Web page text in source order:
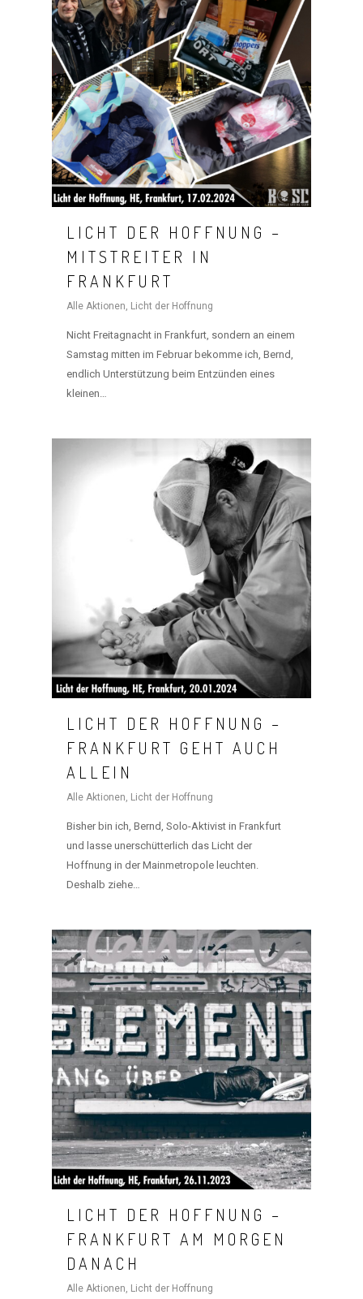
LICHT DER HOFFNUNG –
MITSTREITER IN
FRANKFURT
Alle Aktionen, Licht der Hoffnung
Nicht Freitagnacht in Frankfurt, sondern an einem
Samstag mitten im Februar bekomme ich, Bernd,
endlich Unterstützung beim Entzünden eines
kleinen…
LICHT DER HOFFNUNG –
FRANKFURT GEHT AUCH
ALLEIN
Alle Aktionen, Licht der Hoffnung
Bisher bin ich, Bernd, Solo-Aktivist in Frankfurt
und lasse unerschütterlich das Licht der
Hoffnung in der Mainmetropole leuchten.
Deshalb ziehe…
LICHT DER HOFFNUNG –
FRANKFURT AM MORGEN
DANACH
Alle Aktionen, Licht der Hoffnung